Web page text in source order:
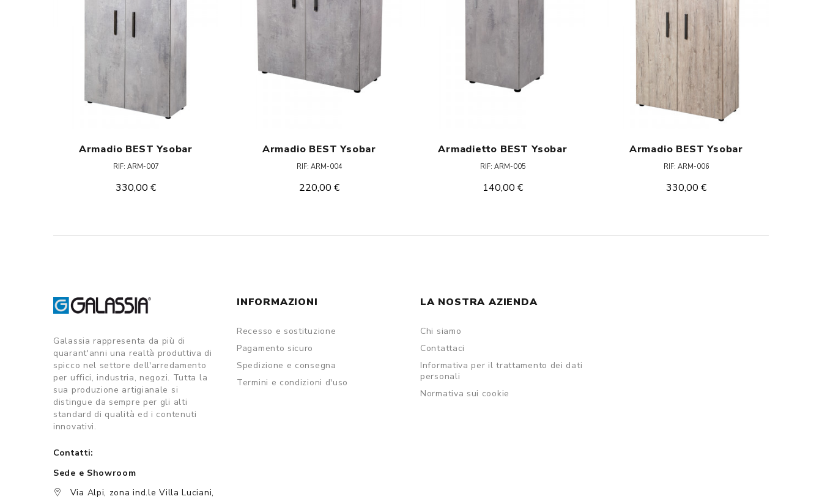
Armadio BEST Ysobar
RIF: ARM-007
330,00 €
Armadio BEST Ysobar
RIF: ARM-004
220,00 €
Armadietto BEST Ysobar
RIF: ARM-005
140,00 €
Armadio BEST Ysobar
RIF: ARM-006
330,00 €
Galassia rappresenta da più di
quarant'anni una realtà produttiva di
spicco nel settore dell'arredamento
per uffici, industria, negozi. Tutta la
sua produzione artigianale si
distingue da sempre per gli alti
standard di qualità ed i contenuti
innovativi.
Contatti:
Sede e Showroom
Via Alpi, zona ind.le Villa Luciani,
INFORMAZIONI
Recesso e sostituzione
Pagamento sicuro
Spedizione e consegna
Termini e condizioni d'uso
LA NOSTRA AZIENDA
Chi siamo
Contattaci
Informativa per il trattamento dei dati
personali
Normativa sui cookie